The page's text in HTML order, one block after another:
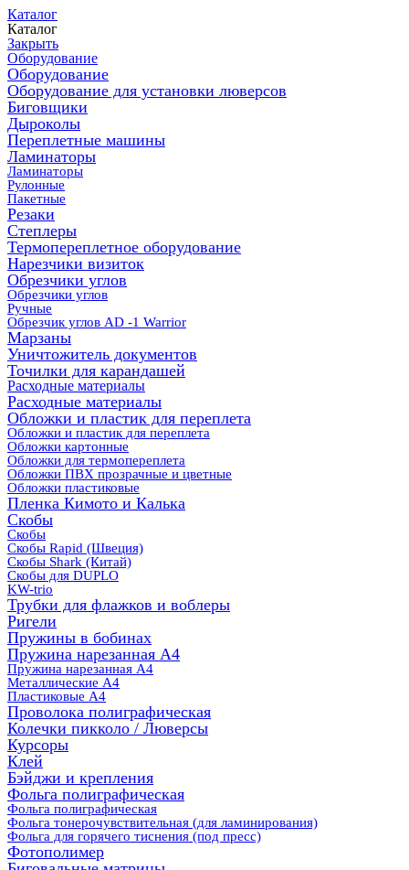
Каталог
Каталог
Закрыть
Оборудование
Оборудование
Оборудование для установки люверсов
Биговщики
Дыроколы
Переплетные машины
Ламинаторы
Ламинаторы
Рулонные
Пакетные
Резаки
Степлеры
Термопереплетное оборудование
Нарезчики визиток
Обрезчики углов
Обрезчики углов
Ручные
Обрезчик углов AD -1 Warrior
Марзаны
Уничтожитель документов
Точилки для карандашей
Расходные материалы
Расходные материалы
Обложки и пластик для переплета
Обложки и пластик для переплета
Обложки картонные
Обложки для термопереплета
Обложки ПВХ прозрачные и цветные
Обложки пластиковые
Пленка Кимото и Калька
Скобы
Скобы
Скобы Rapid (Швеция)
Скобы Shark (Китай)
Скобы для DUPLO
KW-trio
Трубки для флажков и воблеры
Ригели
Пружины в бобинах
Пружина нарезанная А4
Пружина нарезанная А4
Металлические А4
Пластиковые А4
Проволока полиграфическая
Колечки пикколо / Люверсы
Курсоры
Клей
Бэйджи и крепления
Фольга полиграфическая
Фольга полиграфическая
Фольга тонерочувствительная (для ламинирования)
Фольга для горячего тиснения (под пресс)
Фотополимер